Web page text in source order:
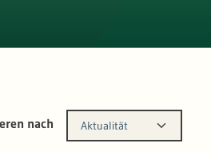
nach Aktualität